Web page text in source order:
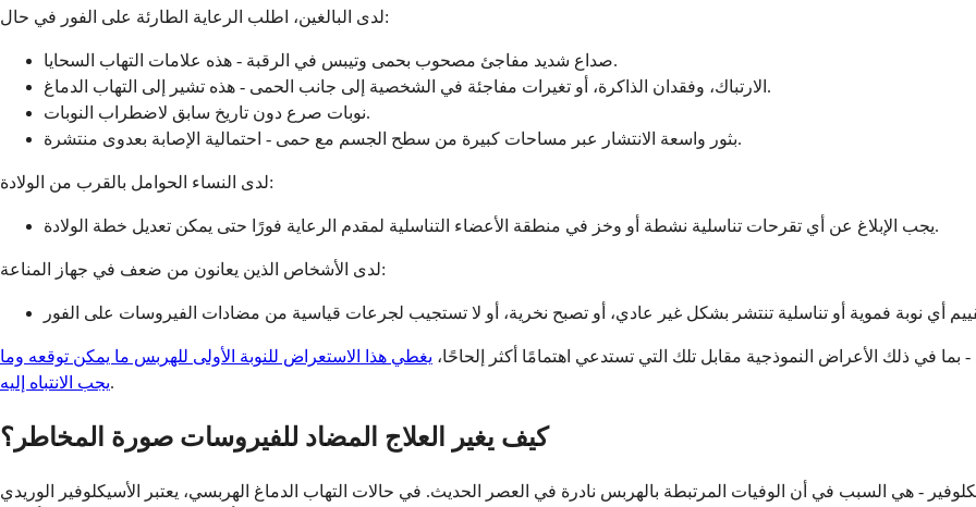
لدى البالغين، اطلب الرعاية الطارئة على الفور في حال:
صداع شديد مفاجئ مصحوب بحمى وتيبس في الرقبة - هذه علامات التهاب السحايا.
الارتباك، وفقدان الذاكرة، أو تغيرات مفاجئة في الشخصية إلى جانب الحمى - هذه تشير إلى التهاب الدماغ.
نوبات صرع دون تاريخ سابق لاضطراب النوبات.
بثور واسعة الانتشار عبر مساحات كبيرة من سطح الجسم مع حمى - احتمالية الإصابة بعدوى منتشرة.
لدى النساء الحوامل بالقرب من الولادة:
يجب الإبلاغ عن أي تقرحات تناسلية نشطة أو وخز في منطقة الأعضاء التناسلية لمقدم الرعاية فورًا حتى يمكن تعديل خطة الولادة.
لدى الأشخاص الذين يعانون من ضعف في جهاز المناعة:
في ذلك الأعراض النموذجية مقابل تلك التي تستدعي اهتمامًا أكثر إلحاحًا، يغطي هذا الاستعراض للنوبة الأولى للهربس ما يمكن توقعه وما
يجب الانتباه إليه.
كيف يغير العلاج المضاد للفيروسات صورة المخاطر؟
- هي السبب في أن الوفيات المرتبطة بالهربس نادرة في العصر الحديث. في حالات التهاب الدماغ الهربسي، يعتبر الأسيكلوفير الوريدي